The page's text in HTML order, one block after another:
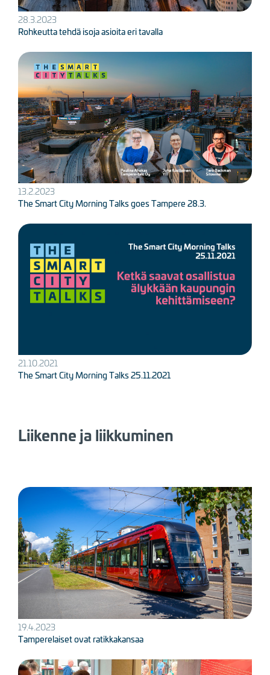
28.3.2023
Rohkeutta tehdä isoja asioita eri tavalla
Kuva
13.2.2023
The Smart City Morning Talks goes Tampere 28.3.
Kuva
21.10.2021
The Smart City Morning Talks 25.11.2021
Liikenne ja liikkuminen
Kuva
19.4.2023
Tamperelaiset ovat ratikkakansaa
Kuva